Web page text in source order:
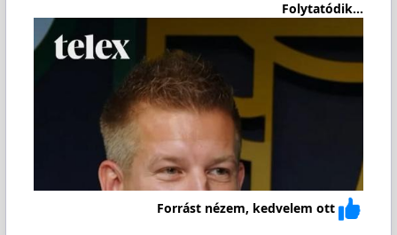
Folytatódik...
Forrást nézem, kedvelem ott